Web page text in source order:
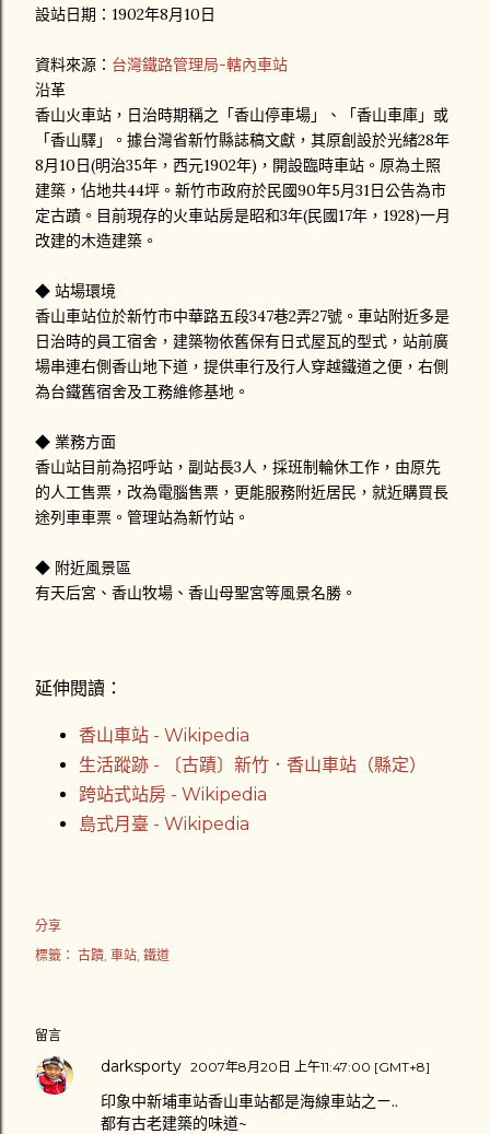
設站日期：1902年8月10日
資料來源： 台灣鐵路管理局-轄內車站
沿革
香山火車站，日治時期稱之「香山停車場」、「香山車庫」或
「香山驛」。據台灣省新竹縣誌稿文獻，其原創設於光緒28年
8月10日(明治35年，西元1902年)，開設臨時車站。原為土照
建築，佔地共44坪。新竹市政府於民國90年5月31日公告為市
定古蹟。目前現存的火車站房是昭和3年(民國17年，1928)一月
改建的木造建築。
◆ 站場環境
香山車站位於新竹市中華路五段347巷2弄27號。車站附近多是
日治時的員工宿舍，建築物依舊保有日式屋瓦的型式，站前廣
場串連右側香山地下道，提供車行及行人穿越鐵道之便，右側
為台鐵舊宿舍及工務維修基地。
◆ 業務方面
香山站目前為招呼站，副站長3人，採班制輪休工作，由原先
的人工售票，改為電腦售票，更能服務附近居民，就近購買長
途列車車票。管理站為新竹站。
◆ 附近風景區
有天后宮、香山牧場、香山母聖宮等風景名勝。
延伸閱讀：
香山車站 - Wikipedia
生活蹤跡 - 〔古蹟〕新竹．香山車站（縣定）
跨站式站房 - Wikipedia
島式月臺 - Wikipedia
分享
標籤： 古蹟 車站 鐵道
留言
darksporty 2007年8月20日 上午11:47:00 [GMT+8]
印象中新埔車站香山車站都是海線車站之ㄧ..
都有古老建築的味道~